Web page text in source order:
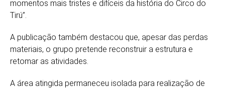
momentos mais tristes e difíceis da história do Circo do
Tirú”.
A publicação também destacou que, apesar das perdas
materiais, o grupo pretende reconstruir a estrutura e
retomar as atividades.
A área atingida permaneceu isolada para realização de